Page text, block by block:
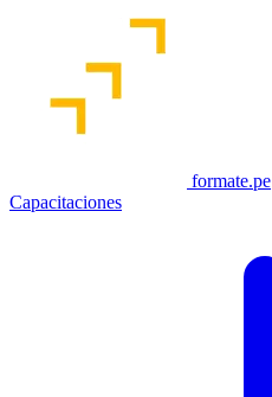
formate.pe
Capacitaciones